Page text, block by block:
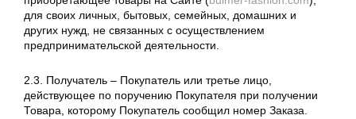
для своих личных, бытовых, семейных, домашних и
других нужд, не связанных с осуществлением
предпринимательской деятельности.
2.3. Получатель – Покупатель или третье лицо,
действующее по поручению Покупателя при получении
Товара, которому Покупатель сообщил номер Заказа.